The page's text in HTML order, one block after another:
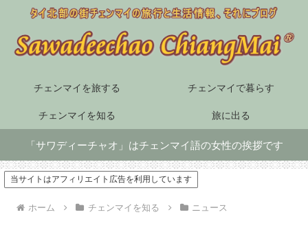
チェンマイを旅する チェンマイで暮らす
チェンマイを知る 旅に出る
「サワディーチャオ」はチェンマイ語の女性の挨拶です
当サイトはアフィリエイト広告を利用しています
ホーム チェンマイを知る ニュース